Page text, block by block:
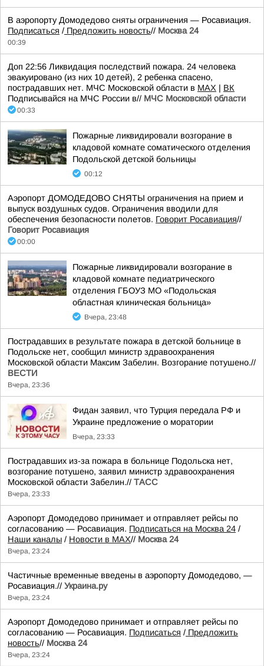
В аэропорту Домодедово сняты ограничения — Росавиация.
Подписаться / Предложить новость// Москва 24
00:39
Доп 22:56 Ликвидация последствий пожара. 24 человека
эвакуировано (из них 10 детей), 2 ребенка спасено,
пострадавших нет. МЧС Московской области в MAX | ВК
Подписывайся на МЧС России в// МЧС Московской области
00:33
Пожарные ликвидировали возгорание в
кладовой комнате соматического отделения
Подольской детской больницы
00:12
Аэропорт ДОМОДЕДОВО СНЯТЫ ограничения на прием и
выпуск воздушных судов. Ограничения вводили для
обеспечения безопасности полетов. Говорит Росавиация//
Говорит Росавиация
00:00
Пожарные ликвидировали возгорание в
кладовой комнате педиатрического
отделения ГБОУЗ МО «Подольская
областная клиническая больница»
Вчера, 23:48
Пострадавших в результате пожара в детской больнице в
Подольске нет, сообщил министр здравоохранения
Московской области Максим Забелин. Возгорание потушено.//
ВЕСТИ
Вчера, 23:36
Фидан заявил, что Турция передала РФ и
Украине предложение о моратории
Вчера, 23:33
Пострадавших из-за пожара в больнице Подольска нет,
возгорание потушено, заявил министр здравоохранения
Московской области Забелин.// ТАСС
Вчера, 23:33
Аэропорт Домодедово принимает и отправляет рейсы по
согласованию — Росавиация. Подписаться на Москва 24 /
Наши каналы / Новости в MAX// Москва 24
Вчера, 23:24
Частичные временные введены в аэропорту Домодедово, —
Росавиация.// Украина.ру
Вчера, 23:24
Аэропорт Домодедово принимает и отправляет рейсы по
согласованию — Росавиация. Подписаться / Предложить
новость// Москва 24
Вчера, 23:24